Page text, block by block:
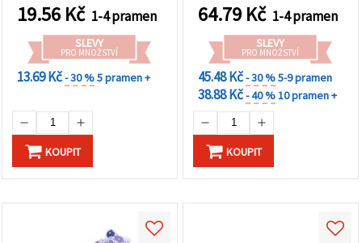
19.56 Kč 1-4 pramen
SLEVY
PRO MNOŽSTVÍ
13.69 Kč- 30 %5 pramen +
KOUPIT
64.79 Kč 1-4 pramen
SLEVY
PRO MNOŽSTVÍ
45.48 Kč- 30 %5-9 pramen
38.88 Kč- 40 %10 pramen +
KOUPIT